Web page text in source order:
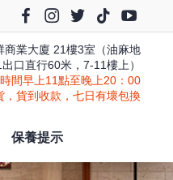
商業大廈 21樓3室（油麻地
口直行60米，7-11樓上）
間早上11點至晚上20：00
貨到收款，七日有壞包換
保養提示